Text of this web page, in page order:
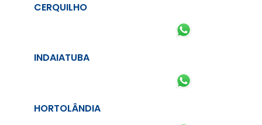
CERQUILHO
INDAIATUBA
HORTOLÂNDIA